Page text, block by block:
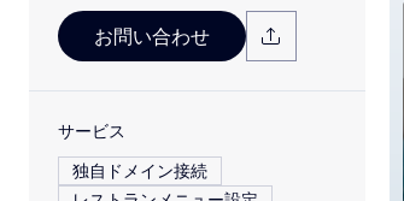
お問い合わせ
サービス
独自ドメイン接続